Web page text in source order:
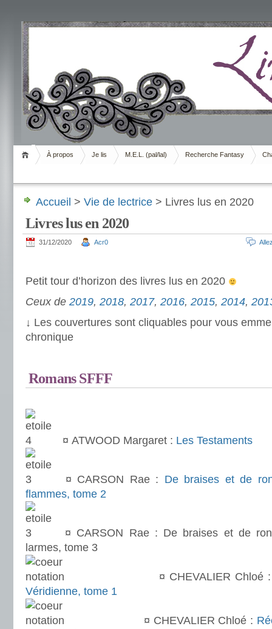
Livrement
À propos Je lis M.E.L. (pal/lal) Recherche Fantasy
Accueil > Vie de lectrice > Livres lus en 2020
Livres lus en 2020
31/12/2020 Acr0
Petit tour d’horizon des livres lus en 2020
Ceux de 2019, 2018, 2017, 2016, 2015, 2014,
↓ Les couvertures sont cliquables pour vous
chronique
Romans SFFF
¤ ATWOOD Margaret : Les Testaments
¤ CARSON Rae : De braises et de
flammes, tome 2
¤ CARSON Rae : De braises et de
larmes, tome 3
¤ CHEVALIER Chloé
Véridienne, tome 1
¤ CHEVALIER Chloé :